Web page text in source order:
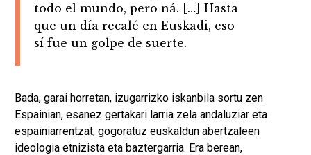
todo el mundo, pero ná. […] Hasta
que un día recalé en Euskadi, eso
sí fue un golpe de suerte.
Bada, garai horretan, izugarrizko iskanbila sortu zen
Espainian, esanez gertakari larria zela andaluziar eta
espainiarrentzat, gogoratuz euskaldun abertzaleen
ideologia etnizista eta baztergarria. Era berean,